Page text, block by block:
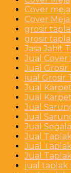
Cover
Cover
grosir
grosir
Jasa Jahit
Jual Cover
Jual Grosir
jual Grosir
Jual
Jual
Jual
Jual
Jual
Jual
Jual
Jual
jual taplak